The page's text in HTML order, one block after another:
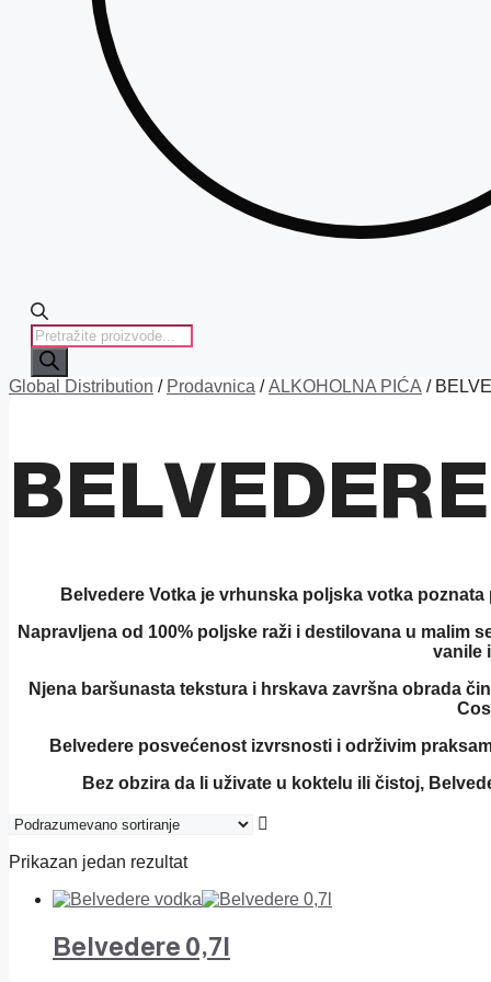
PRODUCTS
SEARCH
Global Distribution / Prodavnica /ALKOHOLNA PIĆA /
BELVEDERE
Belvedere Votka je vrhunska poljska votka
Napravljena od 100% poljske raži i destilovana u malim
vanile
Njena baršunasta tekstura i hrskava završna obrada
Belvedere posvećenost izvrsnosti i održivim
Bez obzira da li uživate u koktelu ili čistoj,
Prikazan jedan rezultat
Belvedere 0,7l